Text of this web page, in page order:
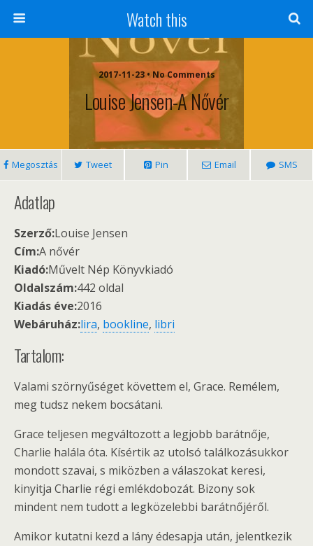
Watch this
2017-11-23 • No Comments
Louise Jensen-A Nővér
Megosztás Tweet Pin Email SMS
Adatlap
Szerző:Louise Jensen
Cím:A nővér
Kiadó:Művelt Nép Könyvkiadó
Oldalszám:442 oldal
Kiadás éve:2016
Webáruház:lira, bookline, libri
Tartalom:
Valami szörnyűséget követtem el, Grace. Remélem,
meg tudsz nekem bocsátani.
Grace teljesen megváltozott a legjobb barátnője,
Charlie halála óta. Kísértik az utolsó találkozásukkor
mondott szavai, s miközben a válaszokat keresi,
kinyitja Charlie régi emlékdobozát. Bizony sok
mindent nem tudott a legközelebbi barátnőjéről.
Amikor kutatni kezd a lány édesapja után, jelentkezik